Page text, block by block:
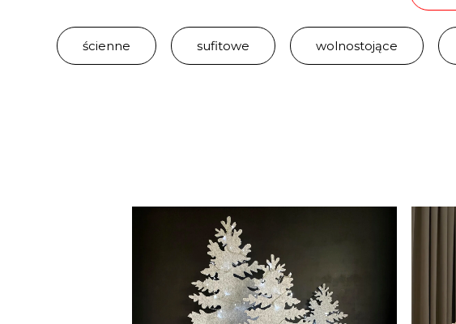
ścienne sufitowe wolnostojące